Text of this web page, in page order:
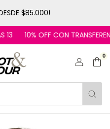
$85.000!
10% OFF CON
0